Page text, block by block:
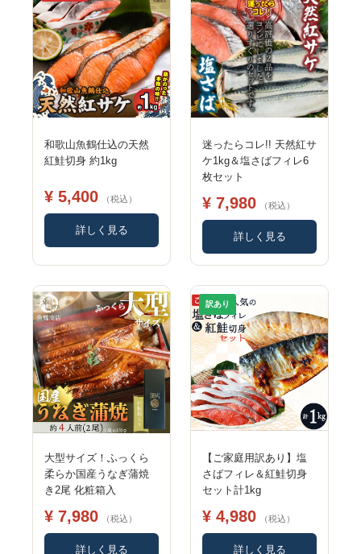
和歌山魚鶴仕込の天然
紅鮭切身 約1kg
¥ 5,400 （税込）
詳しく見る
迷ったらコレ!! 天然紅サ
ケ1kg＆塩さばフィレ6
枚セット
¥ 7,980 （税込）
詳しく見る
大型サイズ！ふっくら
柔らか国産うなぎ蒲焼
き2尾 化粧箱入
¥ 7,980 （税込）
詳しく見る
訳あり
【ご家庭用訳あり】塩
さばフィレ＆紅鮭切身
セット計1kg
¥ 4,980 （税込）
詳しく見る